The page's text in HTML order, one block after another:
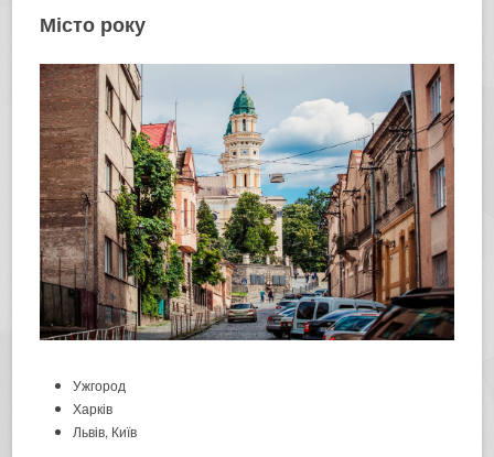
Місто року
Ужгород
Харків
Львів, Київ